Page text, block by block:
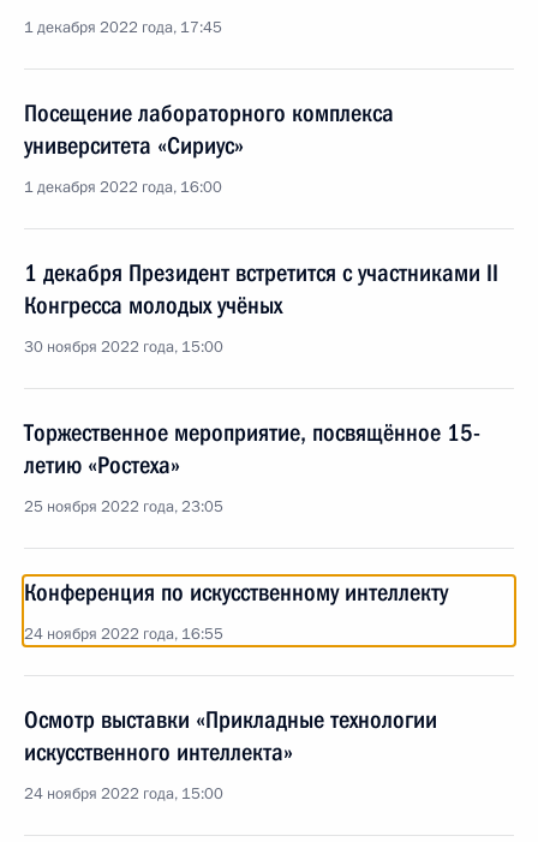
1 декабря 2022 года, 17:45
Посещение лабораторного комплекса
университета «Сириус»
1 декабря 2022 года, 16:00
1 декабря Президент встретится с участниками II
Конгресса молодых учёных
30 ноября 2022 года, 15:00
Торжественное мероприятие, посвящённое 15-
летию «Ростеха»
25 ноября 2022 года, 23:05
Конференция по искусственному интеллекту
24 ноября 2022 года, 16:55
Осмотр выставки «Прикладные технологии
искусственного интеллекта»
24 ноября 2022 года, 15:00